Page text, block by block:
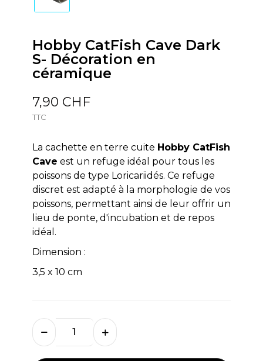
Hobby CatFish Cave Dark
S- Décoration en
céramique
7,90 CHF
TTC
La cachette en terre cuite Hobby CatFish
Cave est un refuge idéal pour tous les
poissons de type Loricariidés. Ce refuge
discret est adapté à la morphologie de vos
poissons, permettant ainsi de leur offrir un
lieu de ponte, d'incubation et de repos
idéal.
Dimension :
3,5 x 10 cm